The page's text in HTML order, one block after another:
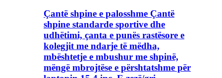
Çantë shpine e palosshme Çantë
shpine standarde sportive dhe
udhëtimi, çanta e punës rastësore e
kolegjit me ndarje të mëdha,
mbështetje e mbushur me shpinë,
mëngë mbrojtëse e përshtatshme për